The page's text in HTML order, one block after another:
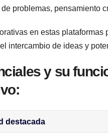
problemas, pensamiento
en estas​
intercambio ⁢de ideas y
y su
‍destacada